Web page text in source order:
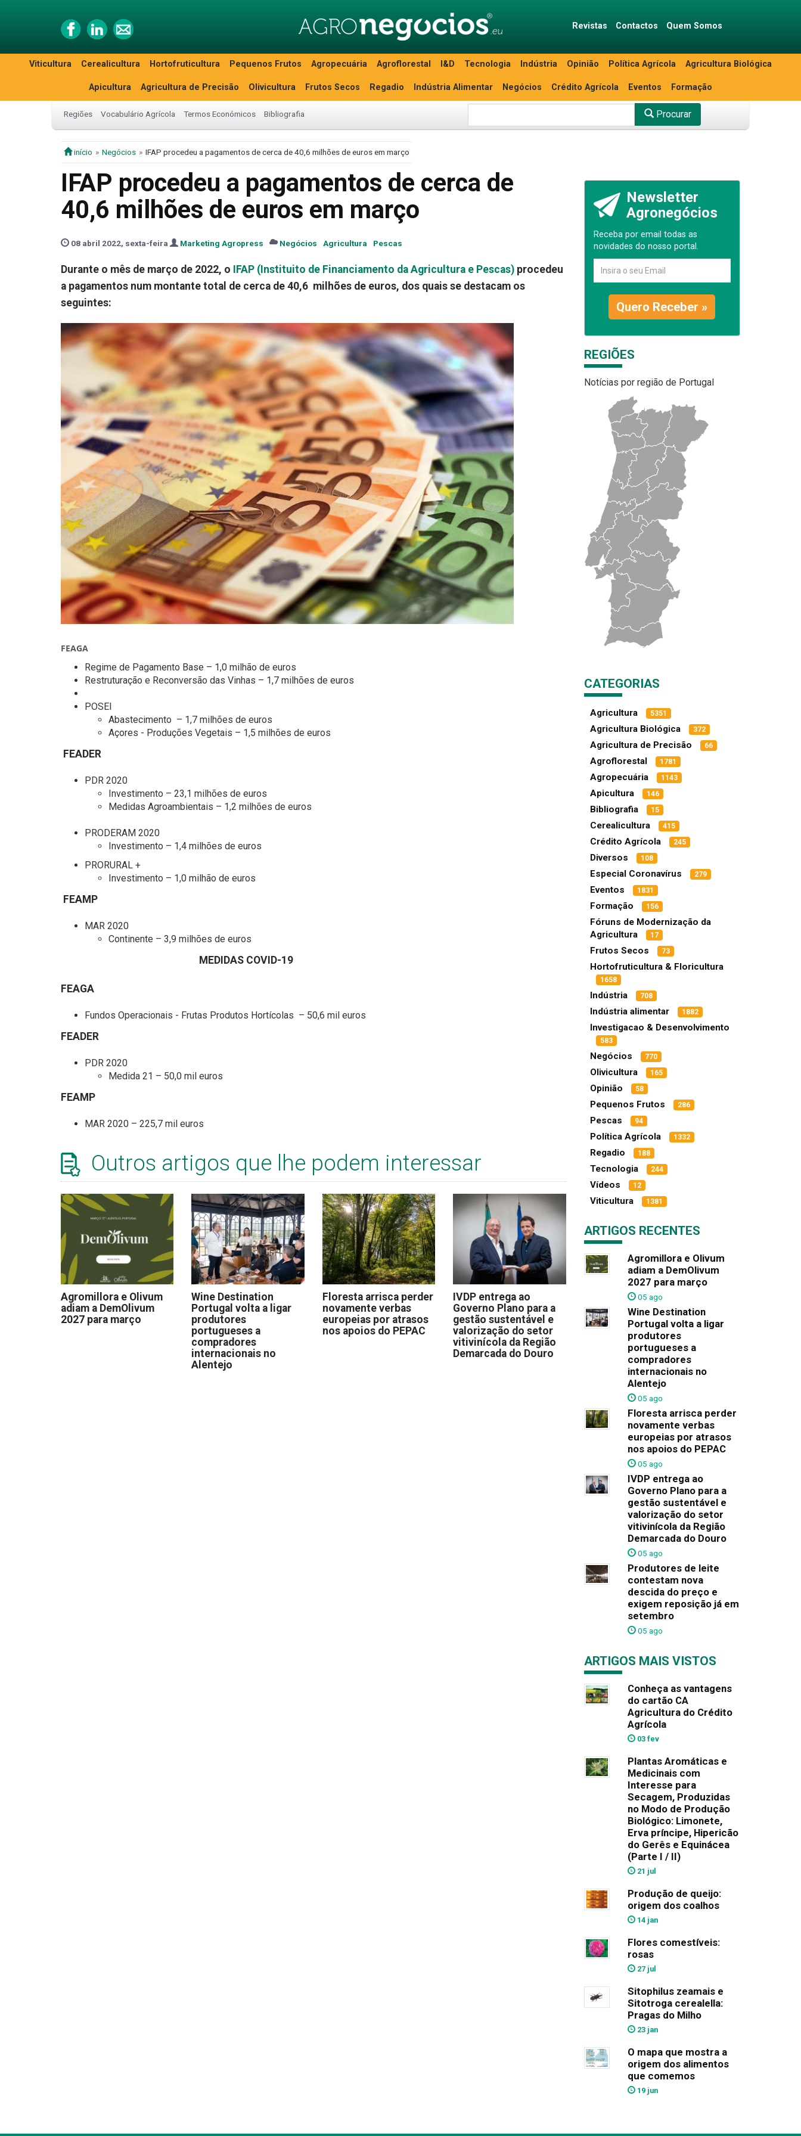
Revistas Contactos Quem Somos
Viticultura Cerealicultura Hortofruticultura Pequenos Frutos Agropecuária Agroflorestal I&D Tecnologia Indústria Opinião Política Agrícola Agricultura Biológica
Apicultura Agricultura de Precisão Olivicultura Frutos Secos Regadio Indústria Alimentar Negócios Crédito Agrícola Eventos Formação
Regiões Vocabulário Agrícola Termos Económicos Bibliografia Procurar
início Negócios IFAP procedeu a pagamentos de cerca de 40,6 milhões de euros em março
IFAP procedeu a pagamentos de cerca de
40,6 milhões de euros em março
08 abril 2022, sexta-feira Marketing Agropress Negócios Agricultura Pescas
Durante o mês de março de 2022, o IFAP (Instituito de Financiamento da Agricultura e Pescas) procedeu
a pagamentos num montante total de cerca de 40,6 milhões de euros, dos quais se destacam os
seguintes:
FEAGA
Regime de Pagamento Base – 1,0 milhão de euros
Restruturação e Reconversão das Vinhas – 1,7 milhões de euros
POSEI
Abastecimento – 1,7 milhões de euros
Açores - Produções Vegetais – 1,5 milhões de euros
FEADER
PDR 2020
Investimento – 23,1 milhões de euros
Medidas Agroambientais – 1,2 milhões de euros
PRODERAM 2020
Investimento – 1,4 milhões de euros
PRORURAL +
Investimento – 1,0 milhão de euros
FEAMP
MAR 2020
Continente – 3,9 milhões de euros
MEDIDAS COVID-19
FEAGA
Fundos Operacionais - Frutas Produtos Hortícolas – 50,6 mil euros
FEADER
PDR 2020
Medida 21 – 50,0 mil euros
FEAMP
MAR 2020 – 225,7 mil euros
Outros artigos que lhe podem interessar
Agromillora e Olivum
adiam a DemOlivum
2027 para março
Wine Destination
Portugal volta a ligar
produtores
portugueses a
compradores
internacionais no
Alentejo
Floresta arrisca perder
novamente verbas
europeias por atrasos
nos apoios do PEPAC
IVDP entrega ao
Governo Plano para a
gestão sustentável e
valorização do setor
vitivinícola da Região
Demarcada do Douro
Newsletter
Agronegócios
Receba por email todas as
novidades do nosso portal.
Quero Receber »
REGIÕES
Notícias por região de Portugal
CATEGORIAS
Agricultura 5351
Agricultura Biológica 372
Agricultura de Precisão 66
Agroflorestal 1781
Agropecuária 1143
Apicultura 146
Bibliografia 15
Cerealicultura 415
Crédito Agrícola 245
Diversos 108
Especial Coronavírus 279
Eventos 1831
Formação 156
Fóruns de Modernização da
Agricultura
17
Frutos Secos 73
Hortofruticultura & Floricultura
1658
Indústria 708
Indústria alimentar 1882
Investigacao & Desenvolvimento
583
Negócios 770
Olivicultura 165
Opinião 58
Pequenos Frutos 286
Pescas 94
Política Agrícola 1332
Regadio 188
Tecnologia 244
Vídeos 12
Viticultura 1381
ARTIGOS RECENTES
Agromillora e Olivum
adiam a DemOlivum
2027 para março
05 ago
Wine Destination
Portugal volta a ligar
produtores
portugueses a
compradores
internacionais no
Alentejo
05 ago
Floresta arrisca perder
novamente verbas
europeias por atrasos
nos apoios do PEPAC
05 ago
IVDP entrega ao
Governo Plano para a
gestão sustentável e
valorização do setor
vitivinícola da Região
Demarcada do Douro
05 ago
Produtores de leite
contestam nova
descida do preço e
exigem reposição já em
setembro
05 ago
ARTIGOS MAIS VISTOS
Conheça as vantagens
do cartão CA
Agricultura do Crédito
Agrícola
03 fev
Plantas Aromáticas e
Medicinais com
Interesse para
Secagem, Produzidas
no Modo de Produção
Biológico: Limonete,
Erva príncipe, Hipericão
do Gerês e Equinácea
(Parte I / II)
21 jul
Produção de queijo:
origem dos coalhos
14 jan
Flores comestíveis:
rosas
27 jul
Sitophilus zeamais e
Sitotroga cerealella:
Pragas do Milho
23 jan
O mapa que mostra a
origem dos alimentos
que comemos
19 jun